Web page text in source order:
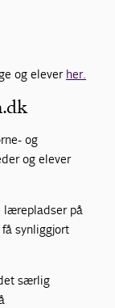
og elever her.
og
og elever
lærepladser på
synliggjort
særlig